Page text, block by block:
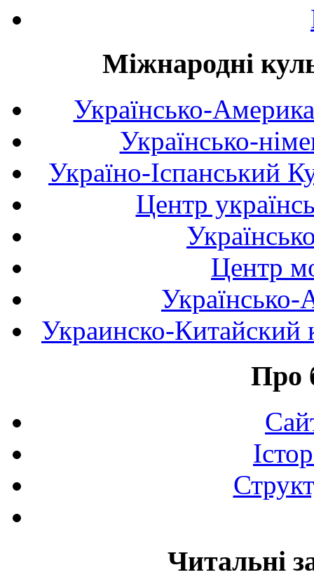
Міжнародні
Українсько-
Українсько-
Україно-Іспанський
Центр
Центр
Українсько-
Украинско-Китайский
Про
Читальні